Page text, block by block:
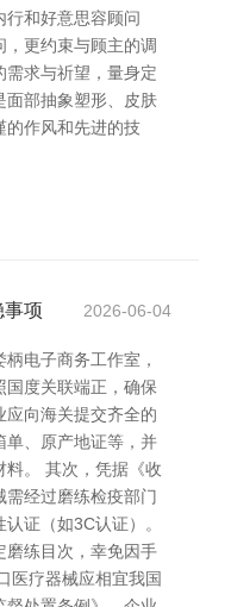
行和好意思容顾问
，更约束与顾主的调
需求与祈望，量身定
面部抽象塑形、皮肤
的作风和先进的技
事项 2026-06-04
电子商务工作室，
国度关联端正，确保
应向海关提交齐全的
单、原产地证等，并
料。 其次，凭据《收
需经过磨练检疫部门
证（如3C认证）。
磨练目次，幸免因手
医疗器械应相宜我国